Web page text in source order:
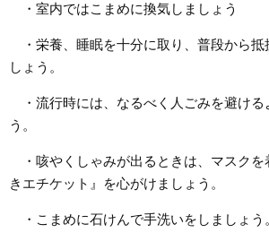
・室内ではこまめに換気しましょう
・栄養、睡眠を十分に取り、普段から抵
しょう。
・流行時には、なるべく人ごみを避ける
う。
・咳やくしゃみが出るときは、マスクを
きエチケット』を心がけましょう。
・こまめに石けんで手洗いをしましょう。